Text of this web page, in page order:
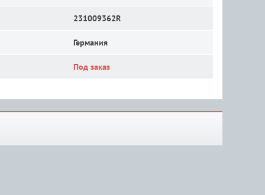
231009362R
Германия
Под заказ